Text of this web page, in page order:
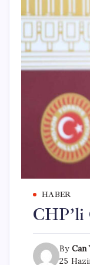
HABER
CHP’li
By Can
25